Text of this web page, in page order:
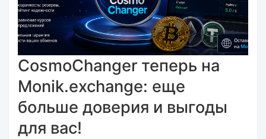
CosmoChanger теперь на
Monik.exchange: еще
больше доверия и выгоды
для вас!